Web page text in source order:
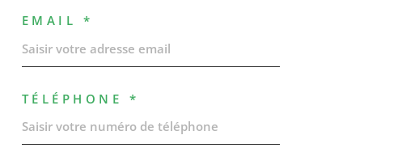
EMAIL *
TÉLÉPHONE *